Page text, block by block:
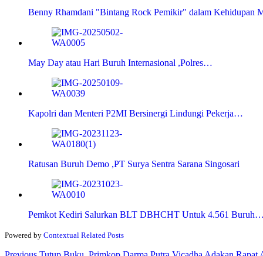
Benny Rhamdani "Bintang Rock Pemikir" dalam Kehidupan
May Day atau Hari Buruh Internasional ,Polres…
Kapolri dan Menteri P2MI Bersinergi Lindungi Pekerja…
Ratusan Buruh Demo ,PT Surya Sentra Sarana Singosari
Pemkot Kediri Salurkan BLT DBHCHT Untuk 4.561 Buruh…
Powered by Contextual Related Posts